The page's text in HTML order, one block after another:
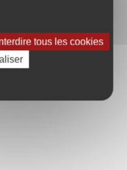
tous les cookies